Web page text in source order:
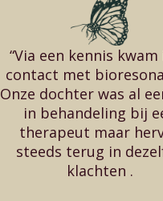
“Via een kennis kwam
contact met
Onze dochter was al
in behandeling bij
therapeut maar
steeds terug in
klachten .